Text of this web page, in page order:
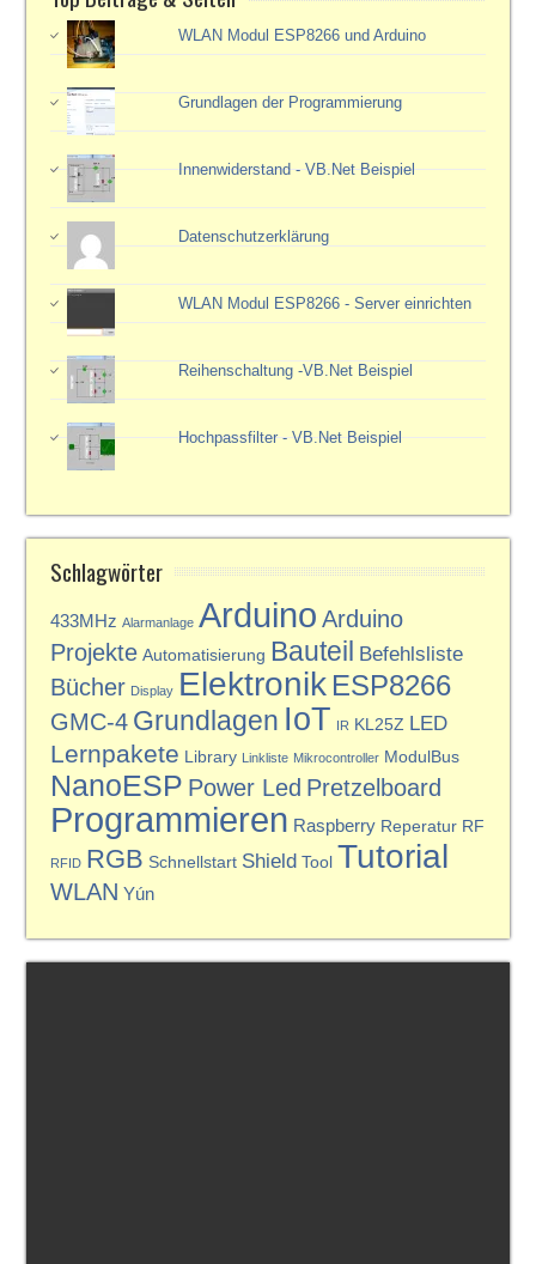
WLAN Modul ESP8266 und Arduino
Grundlagen der Programmierung
Innenwiderstand - VB.Net Beispiel
Datenschutzerklärung
WLAN Modul ESP8266 - Server einrichten
Reihenschaltung -VB.Net Beispiel
Hochpassfilter - VB.Net Beispiel
Schlagwörter
433MHz Alarmanlage Arduino Arduino
Projekte Automatisierung Bauteil Befehlsliste
Bücher Display Elektronik ESP8266
GMC-4 Grundlagen IoT IR KL25Z LED
Lernpakete Library Linkliste Mikrocontroller ModulBus
NanoESP Power Led Pretzelboard
Programmieren Raspberry Reperatur RF
RFID RGB Schnellstart Shield Tool Tutorial
WLAN Yún